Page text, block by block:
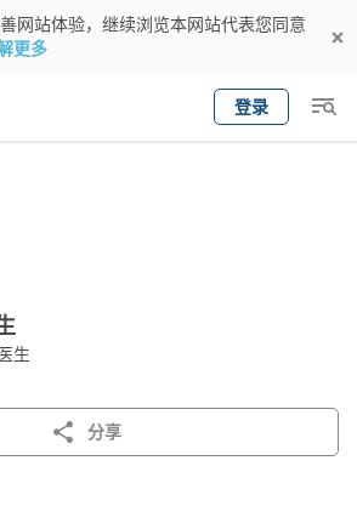
网站体验，继续浏览本网站代表您同意
更多
登录
生
分享